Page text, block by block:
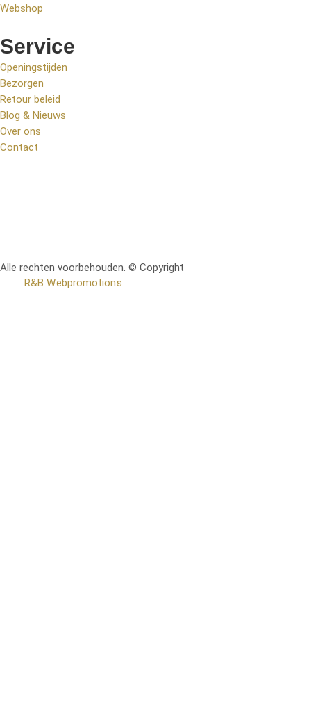
Webshop
Service
Openingstijden
Bezorgen
Retour beleid
Blog & Nieuws
Over ons
Contact
Alle rechten voorbehouden. © Copyright
R&B Webpromotions